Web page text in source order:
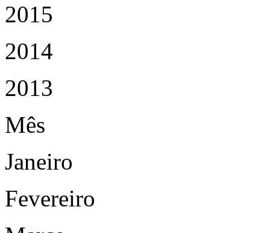
2015
2014
2013
Mês
Janeiro
Fevereiro